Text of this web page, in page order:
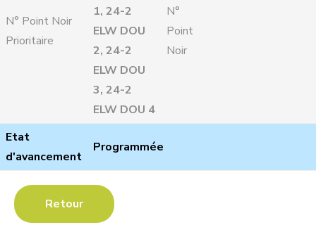
N° Point Noir
Prioritaire
1, 24-2
ELW DOU
2, 24-2
ELW DOU
3, 24-2
ELW DOU 4
N°
Point
Noir
Etat
d'avancement
Programmée
Retour